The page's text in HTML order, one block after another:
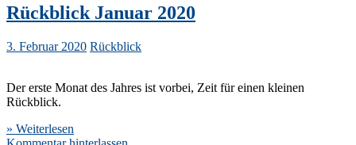
Rückblick Januar 2020
3. Februar 2020 Rückblick
Der erste Monat des Jahres ist vorbei, Zeit für einen kleinen
Rückblick.
» Weiterlesen